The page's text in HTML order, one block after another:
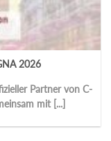
2026
Partner von C-
mit [...]